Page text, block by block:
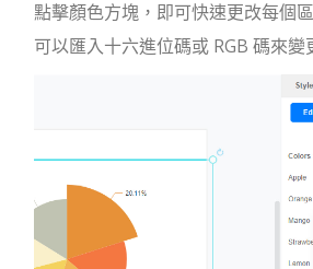
點擊顏色方塊，即可快速更改每個
可以匯入十六進位碼或 RGB 碼來變